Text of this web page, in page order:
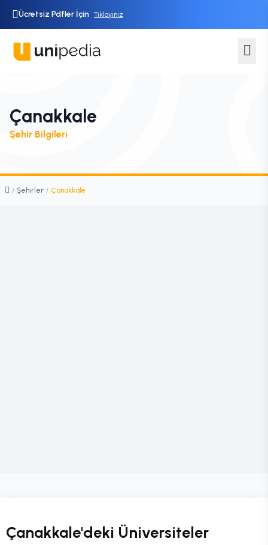
Ücretsiz Pdfler İçin Tıklayınız
Çanakkale
Şehir Bilgileri
/ Şehirler / Çanakkale
Çanakkale'deki Üniversiteler